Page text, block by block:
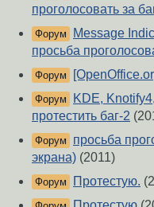
проголосовать за
Форум
Message
просьба
Форум
Форум
KDE,
протестить баг-2
Форум
просьба
экрана) (2011)
Форум Протестую.